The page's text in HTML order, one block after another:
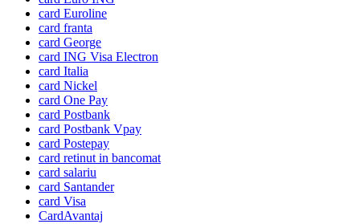
card Euroline
card franta
card George
card ING Visa Electron
card Italia
card Nickel
card One Pay
card Postbank
card Postbank Vpay
card Postepay
card retinut in bancomat
card salariu
card Santander
card Visa
CardAvantaj